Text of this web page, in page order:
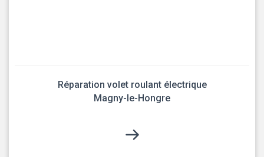
Réparation volet roulant électrique
Magny-le-Hongre